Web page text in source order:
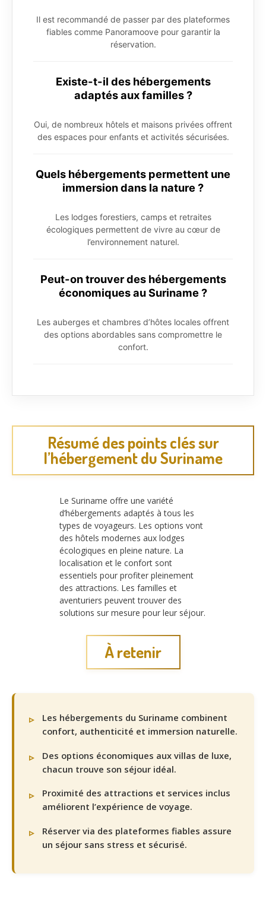
Il est recommandé de passer par des plateformes
fiables comme Panoramoove pour garantir la
réservation.
Existe-t-il des hébergements
adaptés aux familles ?
Oui, de nombreux hôtels et maisons privées offrent
des espaces pour enfants et activités sécurisées.
Quels hébergements permettent une
immersion dans la nature ?
Les lodges forestiers, camps et retraites
écologiques permettent de vivre au cœur de
l’environnement naturel.
Peut-on trouver des hébergements
économiques au Suriname ?
Les auberges et chambres d’hôtes locales offrent
des options abordables sans compromettre le
confort.
Résumé des points clés sur
l’hébergement du Suriname
Le Suriname offre une variété
d’hébergements adaptés à tous les
types de voyageurs. Les options vont
des hôtels modernes aux lodges
écologiques en pleine nature. La
localisation et le confort sont
essentiels pour profiter pleinement
des attractions. Les familles et
aventuriers peuvent trouver des
solutions sur mesure pour leur séjour.
À retenir
Les hébergements du Suriname combinent
confort, authenticité et immersion naturelle.
Des options économiques aux villas de luxe,
chacun trouve son séjour idéal.
Proximité des attractions et services inclus
améliorent l’expérience de voyage.
Réserver via des plateformes fiables assure
un séjour sans stress et sécurisé.